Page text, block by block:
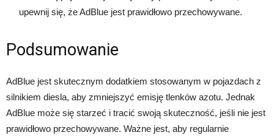
upewnij się, że AdBlue jest prawidłowo przechowywane.
Podsumowanie
AdBlue jest skutecznym dodatkiem stosowanym w pojazdach z
silnikiem diesla, aby zmniejszyć emisję tlenków azotu. Jednak
AdBlue może się starzeć i tracić swoją skuteczność, jeśli nie jest
prawidłowo przechowywane. Ważne jest, aby regularnie